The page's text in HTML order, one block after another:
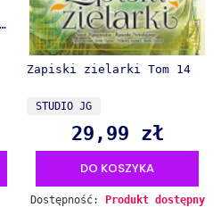
Zapiski zielarki Tom 14
PRODUCENT
STUDIO JG
Cena
29,99 zł
DO KOSZYKA
Dostępność: Produkt dostępny